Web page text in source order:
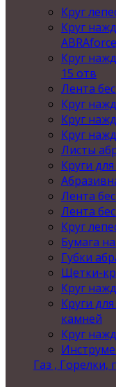
Круг
Круг
ABRAforce
Круг
15 отв
Лента
Круг
Круг
Круг
Листы
Круги
Лента
Лента
Круг
Бумага
Губки
Щетки-
Круг
Круги
камней
Круг
Газ ,